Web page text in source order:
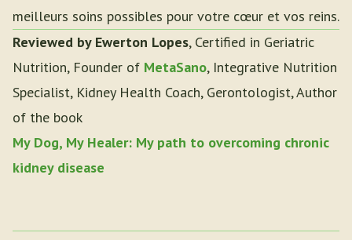
meilleurs soins possibles pour votre cœur et vos reins.
Reviewed by Ewerton Lopes, Certified in Geriatric
Nutrition, Founder of MetaSano, Integrative Nutrition
Specialist, Kidney Health Coach, Gerontologist, Author
of the book
My Dog, My Healer: My path to overcoming chronic
kidney disease